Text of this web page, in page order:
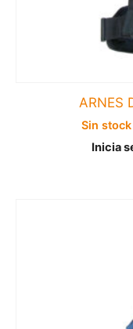
ARNES
Sin
Inicia